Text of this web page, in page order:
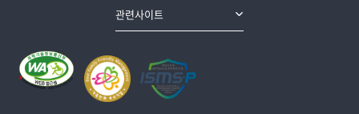
관련사이트